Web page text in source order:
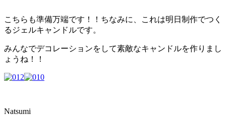
こちらも準備万端です！！ちなみに、これは明日制作でつく
るジェルキャンドルです。
みんなでデコレーションをして素敵なキャンドルを作りまし
ょうね！！
Natsumi